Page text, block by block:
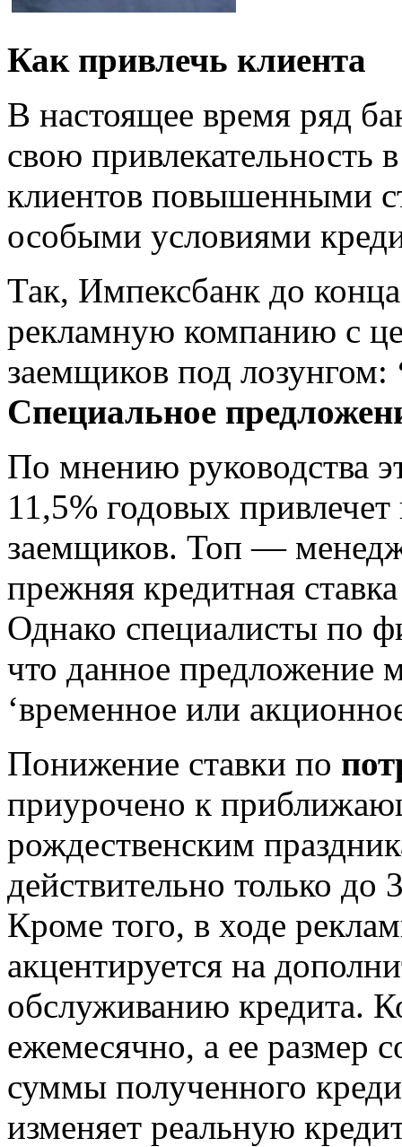
Как привлечь клиента
В настоящее время ряд
свою привлекательность
клиентов повышенными
особыми условиями
Так, Импексбанк до
рекламную компанию с
заемщиков под лозунгом:
Специальное
По мнению руководства
11,5% годовых
заемщиков. Топ —
прежняя кредитная
Однако специалисты по
что данное предложение
‘временное или
Понижение ставки по
приурочено к
рождественским
действительно только до
Кроме того, в ходе
акцентируется на
обслуживанию кредита.
ежемесячно, а ее размер
суммы полученного
изменяет реальную